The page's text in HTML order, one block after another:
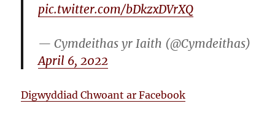
pic.twitter.com/bDkzxDVrXQ
— Cymdeithas yr Iaith (@Cymdeithas)
April 6, 2022
Digwyddiad Chwoant ar Facebook